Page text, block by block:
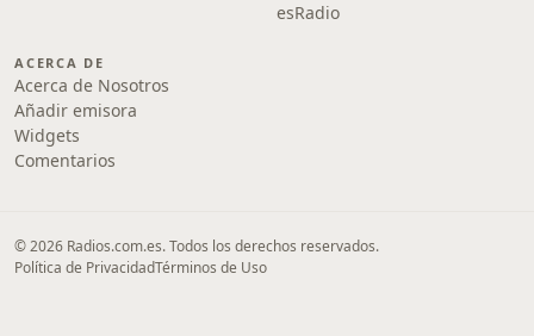
esRadio
ACERCA DE
Acerca de Nosotros
Añadir emisora
Widgets
Comentarios
© 2026 Radios.com.es. Todos los derechos reservados.
Política de PrivacidadTérminos de Uso